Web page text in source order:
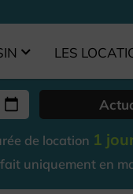
LES
de location 1
uniquement en